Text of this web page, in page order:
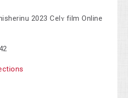
2023 Celʏ film Online